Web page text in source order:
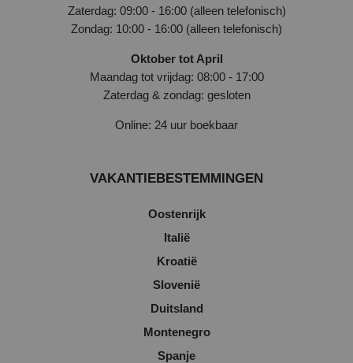
Zaterdag: 09:00 - 16:00 (alleen telefonisch)
Zondag: 10:00 - 16:00 (alleen telefonisch)
Oktober tot April
Maandag tot vrijdag: 08:00 - 17:00
Zaterdag & zondag: gesloten
Online: 24 uur boekbaar
VAKANTIEBESTEMMINGEN
Oostenrijk
Italië
Kroatië
Slovenië
Duitsland
Montenegro
Spanje